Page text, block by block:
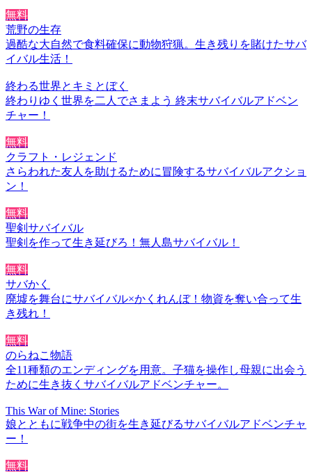
無料
荒野の生存
過酷な大自然で食料確保に動物狩猟。生き残りを賭けたサバ
イバル生活！
終わる世界とキミとぼく
終わりゆく世界を二人でさまよう 終末サバイバルアドベン
チャー！
無料
クラフト・レジェンド
さらわれた友人を助けるために冒険するサバイバルアクショ
ン！
無料
聖剣サバイバル
聖剣を作って生き延びろ！無人島サバイバル！
無料
サバかく
廃墟を舞台にサバイバル×かくれんぼ！物資を奪い合って生
き残れ！
無料
のらねこ物語
全11種類のエンディングを用意。子猫を操作し母親に出会う
ために生き抜くサバイバルアドベンチャー。
This War of Mine: Stories
娘とともに戦争中の街を生き延びるサバイバルアドベンチャ
ー！
無料